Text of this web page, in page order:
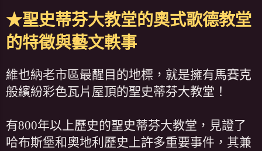
★聖史蒂芬大教堂的奧式歌德教堂
的特徵與藝文軼事
維也納老市區最醒目的地標，就是擁有馬賽克
般繽紛彩色瓦片屋頂的聖史蒂芬大教堂！
有800年以上歷史的聖史蒂芬大教堂，見證了
哈布斯堡和奧地利歷史上許多重要事件，其兼